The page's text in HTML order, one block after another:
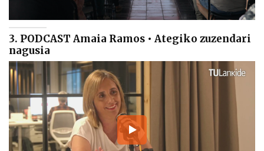
3. PODCAST Amaia Ramos • Ategiko zuzendari
nagusia